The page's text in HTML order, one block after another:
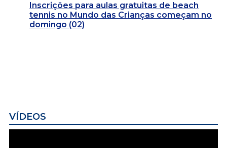
Inscrições para aulas gratuitas de beach
tennis no Mundo das Crianças começam no
domingo (02)
VÍDEOS